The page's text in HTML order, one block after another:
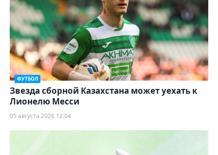
ФУТБОЛ
Звезда сборной Казахстана может уехать к
Лионелю Месси
05 августа 2026 12:04